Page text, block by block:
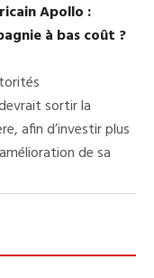
Apollo :
à bas coût ?
sortir la
afin d’investir plus
de sa